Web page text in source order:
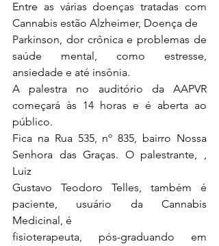
Entre as várias doenças tratadas com
Cannabis estão Alzheimer, Doença de
Parkinson, dor crônica e problemas de
saúde mental, como estresse,
ansiedade e até insônia.
A palestra no auditório da AAPVR
começará às 14 horas e é aberta ao
público.
Fica na Rua 535, nº 835, bairro Nossa
Senhora das Graças. O palestrante, ,
Luiz
Gustavo Teodoro Telles, também é
paciente, usuário da Cannabis
Medicinal, é
fisioterapeuta, pós-graduando em